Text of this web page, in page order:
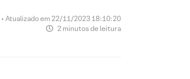
Atualizado em 22/11/2023 18:10:20
2 minutos de leitura